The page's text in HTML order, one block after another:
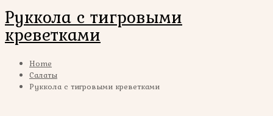
Руккола с тигровыми
креветками
Home
Салаты
Руккола с тигровыми креветками